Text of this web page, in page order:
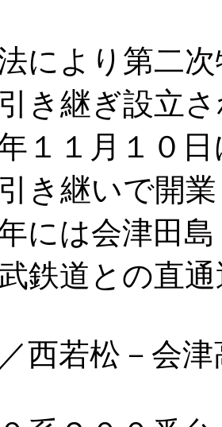
により第二
き継ぎ設立
１１月１０
き継いで開
には会津田
鉄道との直
西若松－会津